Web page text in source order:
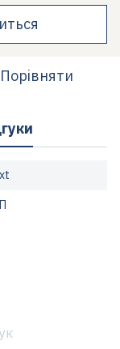
Порівняти